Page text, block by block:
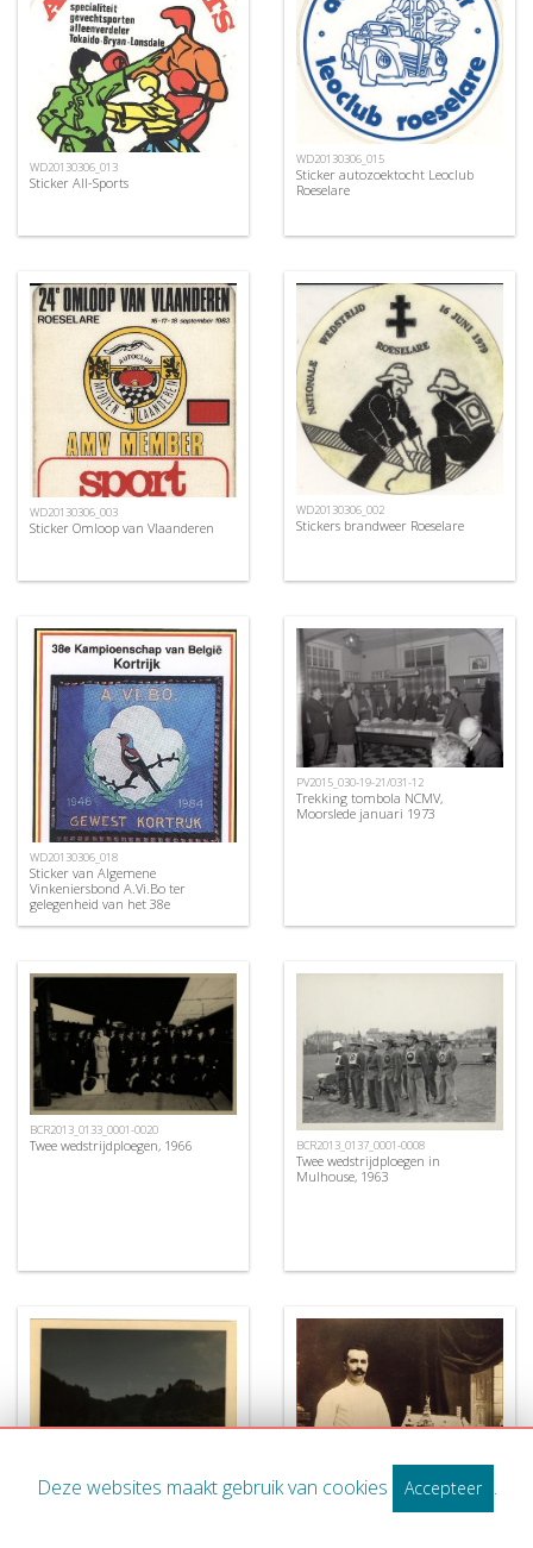
WD20130306_013
Sticker All-Sports
WD20130306_015
Sticker autozoektocht Leoclub
Roeselare
WD20130306_003
Sticker Omloop van Vlaanderen
WD20130306_002
Stickers brandweer Roeselare
WD20130306_018
Sticker van Algemene
Vinkeniersbond A.Vi.Bo ter
gelegenheid van het 38e
PV2015_030-19-21/031-12
Trekking tombola NCMV,
Moorslede januari 1973
BCR2013_0133_0001-0020
Twee wedstrijdploegen, 1966 BCR2013_0137_0001-0008
Twee wedstrijdploegen in
Mulhouse, 1963
Deze websites maakt gebruik van cookies Accepteer .